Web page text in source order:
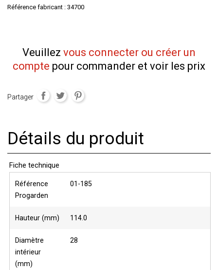
Référence fabricant : 34700
Veuillez vous connecter ou créer un
compte pour commander et voir les prix
Partager
Détails du produit
Fiche technique
Référence
Progarden
01-185
Hauteur (mm) 114.0
Diamètre
intérieur
(mm)
28